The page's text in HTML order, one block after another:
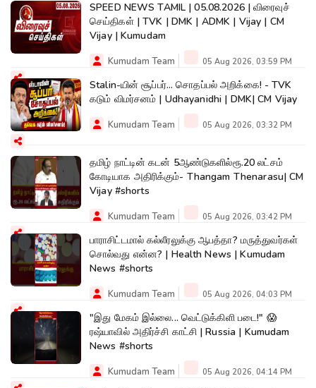
SPEED NEWS TAMIL | 05.08.2026 | விரைவுச்
செய்திகள் | TVK | DMK | ADMK | Vijay | CM
Vijay | Kumudam
Kumudam Team 05 Aug 2026, 03:59 PM
Stalin-யின் சூப்பர்... சொதப்பல் அறிக்கை! - TVK
கடும் விமர்சனம் | Udhayanidhi | DMK| CM Vijay
Kumudam Team 05 Aug 2026, 03:32 PM
தமிழ் நாட்டின் கடன் 5ஆண்டுகளில்ரூ.20 லட்சம்
கோடியாக அதிரிக்கும்- Thangam Thenarasu| CM
Vijay #shorts
Kumudam Team 05 Aug 2026, 03:42 PM
பாராசிட்டமால் கல்லீரலுக்கு ஆபத்தா? மருத்துவர்கள்
சொல்வது என்ன? | Health News | Kumudam
News #shorts
Kumudam Team 05 Aug 2026, 04:03 PM
"இது மேகம் இல்லை... வெட்டுக்கிளி படை!" 😱
ரஷ்யாவில் அதிர்ச்சி காட்சி | Russia | Kumudam
News #shorts
Kumudam Team 05 Aug 2026, 04:14 PM